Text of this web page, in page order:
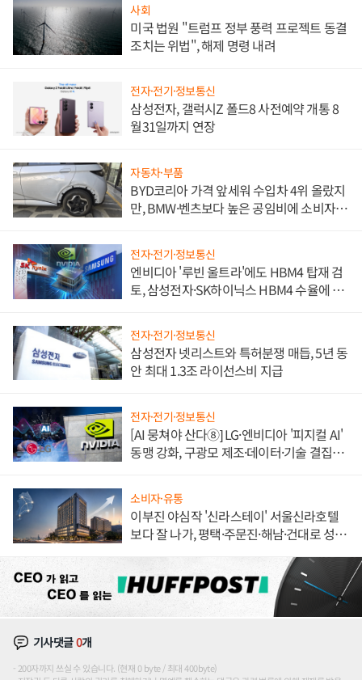
사회
미국 법원 "트럼프 정부 풍력 프로젝트 동결
조치는 위법", 해제 명령 내려
전자·전기·정보통신
삼성전자, 갤럭시Z 폴드8 사전예약 개통 8
월31일까지 연장
자동차·부품
BYD코리아 가격 앞세워 수입차 4위 올랐지
만, BMW·벤츠보다 높은 공임비에 소비자
전자·전기·정보통신
엔비디아 '루빈 울트라'에도 HBM4 탑재 검
토, 삼성전자·SK하이닉스 HBM4 수율에 주
전자·전기·정보통신
삼성전자 넷리스트와 특허분쟁 매듭, 5년 동
안 최대 1.3조 라이선스비 지급
전자·전기·정보통신
[AI 뭉쳐야 산다⑧] LG·엔비디아 '피지컬 AI'
동맹 강화, 구광모 제조·데이터·기술 결집
소비자·유통
이부진 야심작 '신라스테이' 서울신라호텔
보다 잘 나가, 평택·주문진·해남·건대로 성
기사댓글0개
200자까지 쓰실 수 있습니다. (현재 0 byte / 최대 400byte)